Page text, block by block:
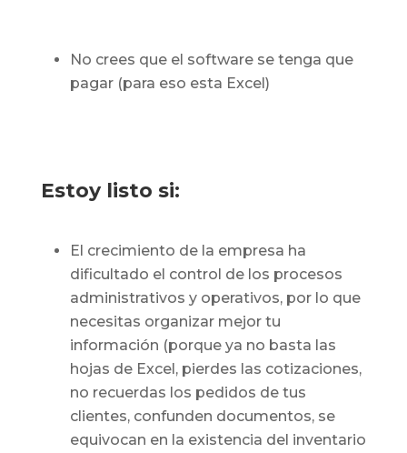
No crees que el software se tenga que
pagar (para eso esta Excel)
Estoy listo si:
El crecimiento de la empresa ha
dificultado el control de los procesos
administrativos y operativos, por lo que
necesitas organizar mejor tu
información (porque ya no basta las
hojas de Excel, pierdes las cotizaciones,
no recuerdas los pedidos de tus
clientes, confunden documentos, se
equivocan en la existencia del inventario